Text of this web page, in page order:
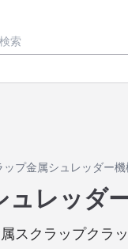
ップ金属シュレッダー
ュレッダ
スクラップクラ